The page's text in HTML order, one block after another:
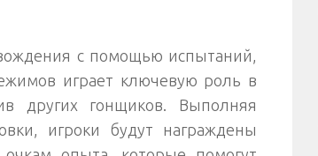
с помощью испытаний,
играет ключевую роль в
других гонщиков. Выполняя
игроки будут награждены